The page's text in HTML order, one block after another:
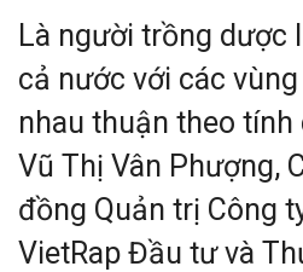
Là người trồng dược
cả nước với các
nhau thuận theo tính
Vũ Thị Vân Phượng,
đồng Quản trị Công
VietRap Đầu tư và